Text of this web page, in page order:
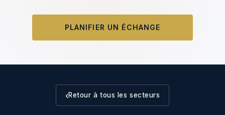
PLANIFIER UN ÉCHANGE
‹Retour à tous les secteurs